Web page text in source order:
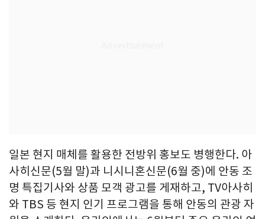
일본 현지 매체를 활용한 전방위 홍보도 병행한다. 아
사히신문(5월 말)과 니시니혼신문(6월 중)에 안동 조
명 특집기사와 상품 모객 광고를 게재하고, TV아사히
와 TBS 등 현지 인기 프로그램을 통해 안동의 관광 자